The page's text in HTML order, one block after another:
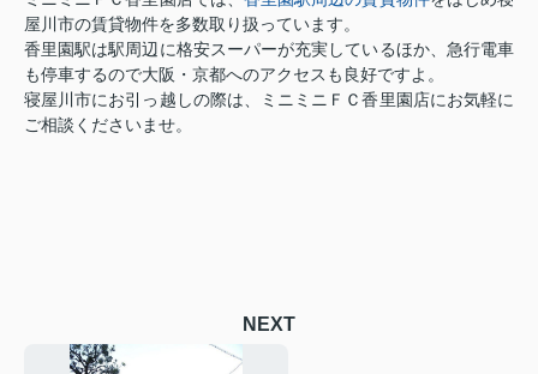
屋川市の賃貸物件を多数取り扱っています。
香里園駅は駅周辺に格安スーパーが充実しているほか、急行電車
も停車するので大阪・京都へのアクセスも良好ですよ。
寝屋川市にお引っ越しの際は、ミニミニＦＣ香里園店にお気軽に
ご相談くださいませ。
NEXT